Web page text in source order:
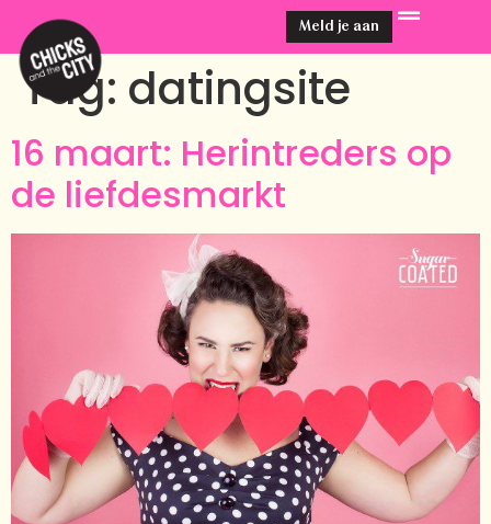
Meld je aan
Tag: datingsite
16 maart: Herintreders op
de liefdesmarkt